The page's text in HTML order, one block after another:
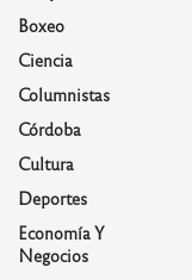
Boxeo
Ciencia
Columnistas
Córdoba
Cultura
Deportes
Economía Y
Negocios